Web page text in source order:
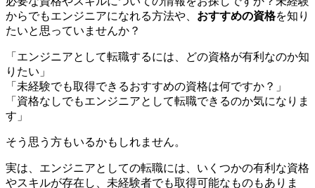
からでもエンジニアになれる方法や、 おすすめの資格を知り
たいと思っていませんか？
「エンジニアとして転職するには、どの資格が有利なのか知
りたい」
「未経験でも取得できるおすすめの資格は何ですか？」
「資格なしでもエンジニアとして転職できるのか気になりま
す」
そう思う方もいるかもしれません。
実は、エンジニアとしての転職には、いくつかの有利な資格
やスキルが存在し、未経験者でも取得可能なものもありま